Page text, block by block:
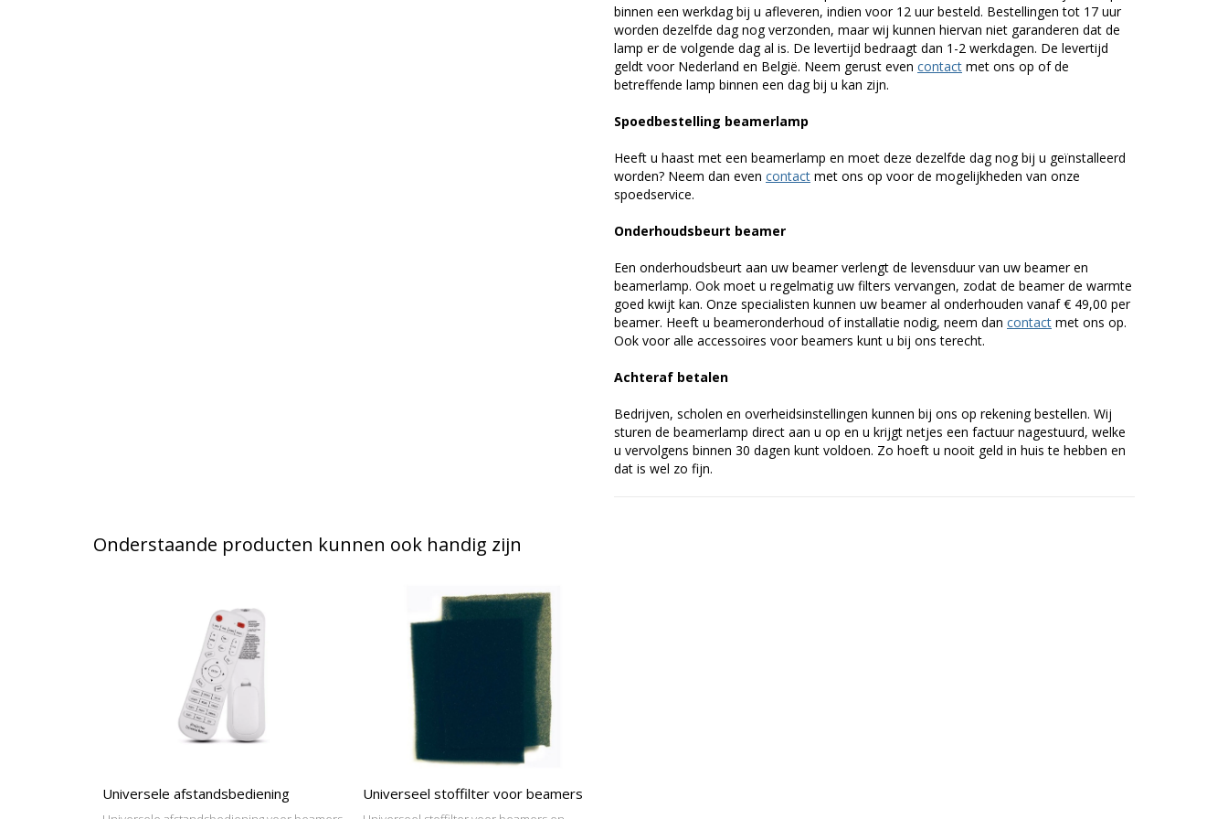
binnen een werkdag bij u afleveren, indien voor 12 uur besteld. Bestellingen tot 17 uur
worden dezelfde dag nog verzonden, maar wij kunnen hiervan niet garanderen dat de
lamp er de volgende dag al is. De levertijd bedraagt dan 1-2 werkdagen. De levertijd
geldt voor Nederland en België. Neem gerust even contact met ons op of de
betreffende lamp binnen een dag bij u kan zijn.
Spoedbestelling beamerlamp
Heeft u haast met een beamerlamp en moet deze dezelfde dag nog bij u geïnstalleerd
worden? Neem dan even contact met ons op voor de mogelijkheden van onze
spoedservice.
Onderhoudsbeurt beamer
Een onderhoudsbeurt aan uw beamer verlengt de levensduur van uw beamer en
beamerlamp. Ook moet u regelmatig uw filters vervangen, zodat de beamer de warmte
goed kwijt kan. Onze specialisten kunnen uw beamer al onderhouden vanaf € 49,00 per
beamer. Heeft u beameronderhoud of installatie nodig, neem dan contact met ons op.
Ook voor alle accessoires voor beamers kunt u bij ons terecht.
Achteraf betalen
Bedrijven, scholen en overheidsinstellingen kunnen bij ons op rekening bestellen. Wij
sturen de beamerlamp direct aan u op en u krijgt netjes een factuur nagestuurd, welke
u vervolgens binnen 30 dagen kunt voldoen. Zo hoeft u nooit geld in huis te hebben en
dat is wel zo fijn.
Onderstaande producten kunnen ook handig zijn
Universele afstandsbediening Universeel stoffilter voor beamers